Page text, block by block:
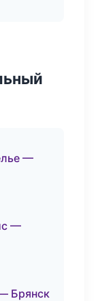
—
—
Брянск